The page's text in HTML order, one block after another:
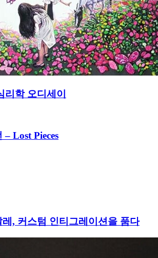
리학 오디세이
– Lost Pieces
레, 커스텀 인티그레이션을 품다